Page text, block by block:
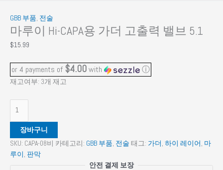
GBB 부품, 전술
마루이 Hi-CAPA용 가더 고출력 밸브 5.1
$15.99
or 4 payments of $4.00with ⓘ
재고여부: 3개 재고
루
Hi-
CAPA
용
장바구니
SKU: CAPA-08비 카테고리: GBB 부품, 전술 태그: 가더, 하이 레이어, 마
루이, 판막
안전 결제 보장